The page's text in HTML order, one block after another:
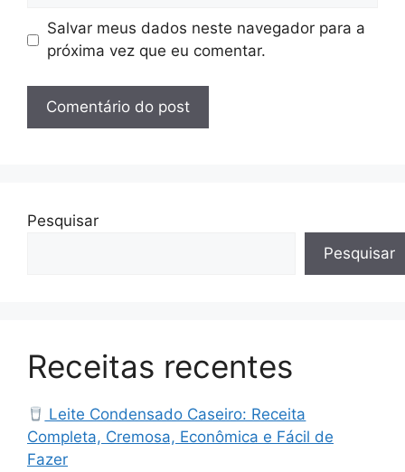
Salvar meus dados neste navegador para a
próxima vez que eu comentar.
Pesquisar
Pesquisar
Receitas recentes
Leite Condensado Caseiro: Receita
Completa, Cremosa, Econômica e Fácil de
Fazer